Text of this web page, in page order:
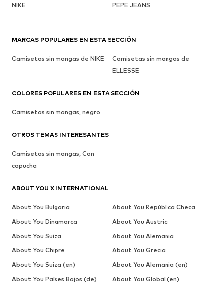
NIKE
PEPE JEANS
MARCAS POPULARES EN ESTA SECCIÓN
Camisetas sin mangas de NIKE
Camisetas sin mangas de
ELLESSE
COLORES POPULARES EN ESTA SECCIÓN
Camisetas sin mangas, negro
OTROS TEMAS INTERESANTES
Camisetas sin mangas, Con
capucha
ABOUT YOU X INTERNATIONAL
About You Bulgaria
About You República Checa
About You Dinamarca
About You Austria
About You Suiza
About You Alemania
About You Chipre
About You Grecia
About You Suiza (en)
About You Alemania (en)
About You Países Bajos (de)
About You Global (en)